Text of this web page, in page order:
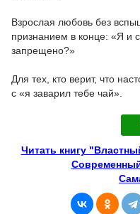
Взрослая любовь без
признанием в конце: «Я и
запрещено?»
Для тех, кто верит, что
с «я заварил тебе чай».
Читать книгу